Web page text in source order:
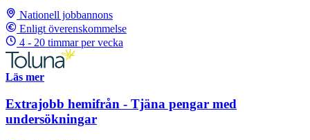
Nationell jobbannons
Enligt överenskommelse
4 - 20 timmar per vecka
Läs mer
Extrajobb hemifrån - Tjäna pengar med
undersökningar